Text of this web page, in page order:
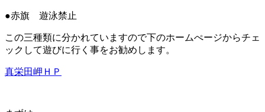
●赤旗 遊泳禁止
この三種類に分かれていますので下のホームぺージからチェ
ックして遊びに行く事をお勧めします。
真栄田岬ＨＰ